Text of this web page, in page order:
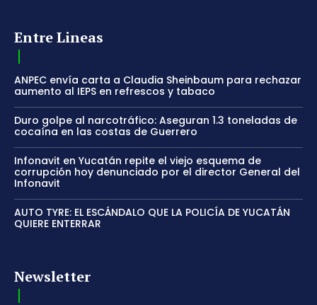
Entre Lineas
ANPEC envía carta a Claudia Sheinbaum para rechazar
aumento al IEPS en refrescos y tabaco
Duro golpe al narcotráfico: Aseguran 1.3 toneladas de
cocaína en las costas de Guerrero
Infonavit en Yucatán repite el viejo esquema de
corrupción hoy denunciado por el director General del
Infonavit
AUTO TYRE: EL ESCÁNDALO QUE LA POLICÍA DE YUCATÁN
QUIERE ENTERRAR
Newsletter